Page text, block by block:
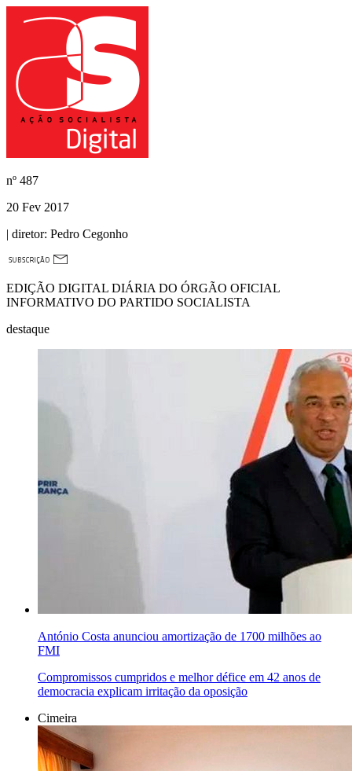
nº 487
20 Fev 2017
| diretor: Pedro Cegonho
EDIÇÃO DIGITAL DIÁRIA DO ÓRGÃO OFICIAL
INFORMATIVO DO PARTIDO SOCIALISTA
destaque
António Costa anunciou amortização de 1700 milhões ao
FMI
Compromissos cumpridos e melhor défice em 42 anos de
democracia explicam irritação da oposição
Cimeira